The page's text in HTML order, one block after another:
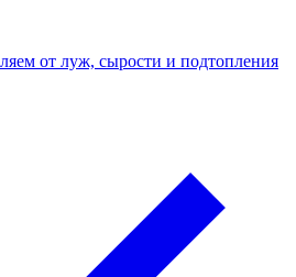
от луж, сырости и подтопления